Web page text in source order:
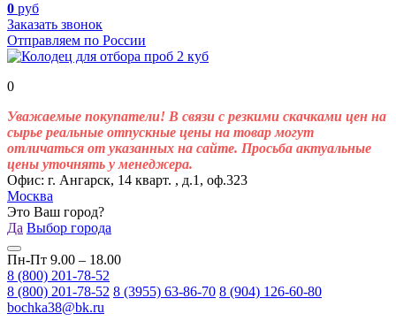
0 руб
Заказать звонок
Отправляем по России
0
Уважаемые покупатели! В связи с резкими скачками цен на
сырье реальные отпускные цены на товар могут
отличаться от указанных на сайте. Просьба актуальные
цены уточнять у менеджера.
Офис: г. Ангарск, 14 кварт. , д.1, оф.323
Москва
Это Ваш город?
Да Выбор города
Пн-Пт 9.00 – 18.00
8 (800) 201-78-52
8 (800) 201-78-52 8 (3955) 63-86-70 8 (904) 126-60-80
bochka38@bk.ru